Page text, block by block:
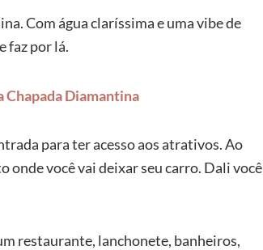
Com água claríssima e uma vibe de
faz por lá.
Chapada Diamantina
para ter acesso aos atrativos. Ao
onde você vai deixar seu carro. Dali você
restaurante, lanchonete, banheiros,